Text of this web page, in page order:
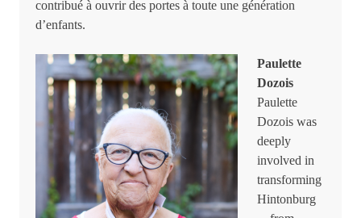
contribué à ouvrir des portes à toute une génération
d’enfants.
Paulette
Dozois
Paulette
Dozois was
deeply
involved in
transforming
Hintonburg